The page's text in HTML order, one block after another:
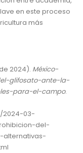
en este proceso
más
2024). México-
glifosato-ante-la-
para-el-campo.
2024-03-
del-